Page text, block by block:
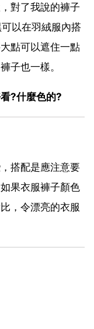
對了我說的褲子
以在羽絨服內搭
點可以遮住一點
子也一樣。
?什麼色的?
搭配是應注意要
果衣服褲子顏色
，令漂亮的衣服